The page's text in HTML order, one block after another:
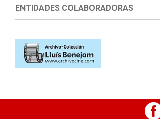
ENTIDADES COLABORADORAS